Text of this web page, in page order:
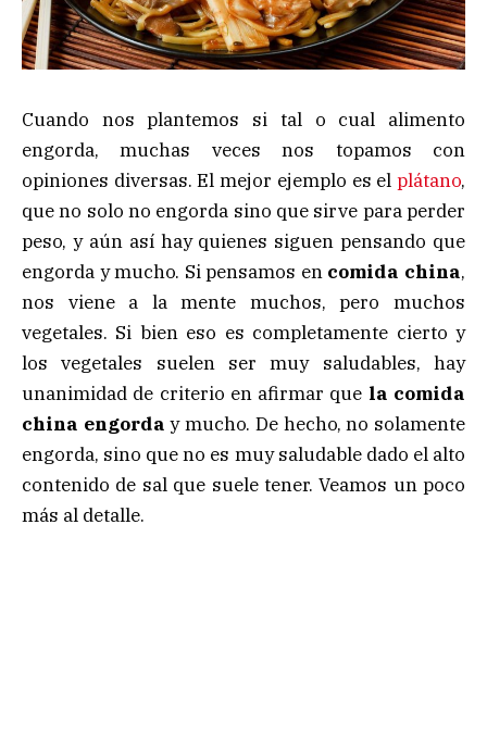
Cuando nos plantemos si tal o cual alimento
engorda, muchas veces nos topamos con
opiniones diversas. El mejor ejemplo es el plátano,
que no solo no engorda sino que sirve para perder
peso, y aún así hay quienes siguen pensando que
engorda y mucho. Si pensamos en comida china,
nos viene a la mente muchos, pero muchos
vegetales. Si bien eso es completamente cierto y
los vegetales suelen ser muy saludables, hay
unanimidad de criterio en afirmar que la comida
china engorda y mucho. De hecho, no solamente
engorda, sino que no es muy saludable dado el alto
contenido de sal que suele tener. Veamos un poco
más al detalle.